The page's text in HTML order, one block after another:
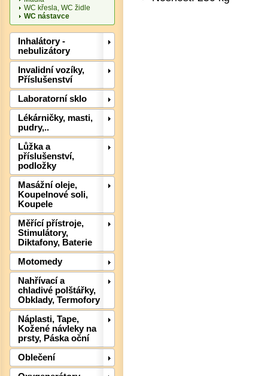
WC křesla, WC židle
WC nástavce
Inhalátory -
nebulizátory
Invalidní vozíky,
Příslušenství
Laboratorní sklo
Lékárničky, masti,
pudry,..
Lůžka a
příslušenství,
podložky
Masážní oleje,
Koupelnové soli,
Koupele
Měřící přístroje,
Stimulátory,
Diktafony, Baterie
Motomedy
Nahřívací a
chladivé polštářky,
Obklady, Termofory
Náplasti, Tape,
Kožené návleky na
prsty, Páska oční
Oblečení